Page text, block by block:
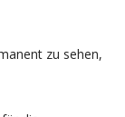
zu sehen,